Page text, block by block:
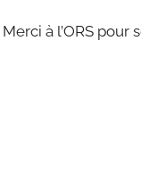
Merci à l’ORS